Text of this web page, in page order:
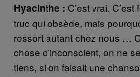
Hyacinthe : C’est vrai.
truc qui obsède, mais
ressort autant chez nous …
chose d’inconscient, on ne
tiens, si on faisait une